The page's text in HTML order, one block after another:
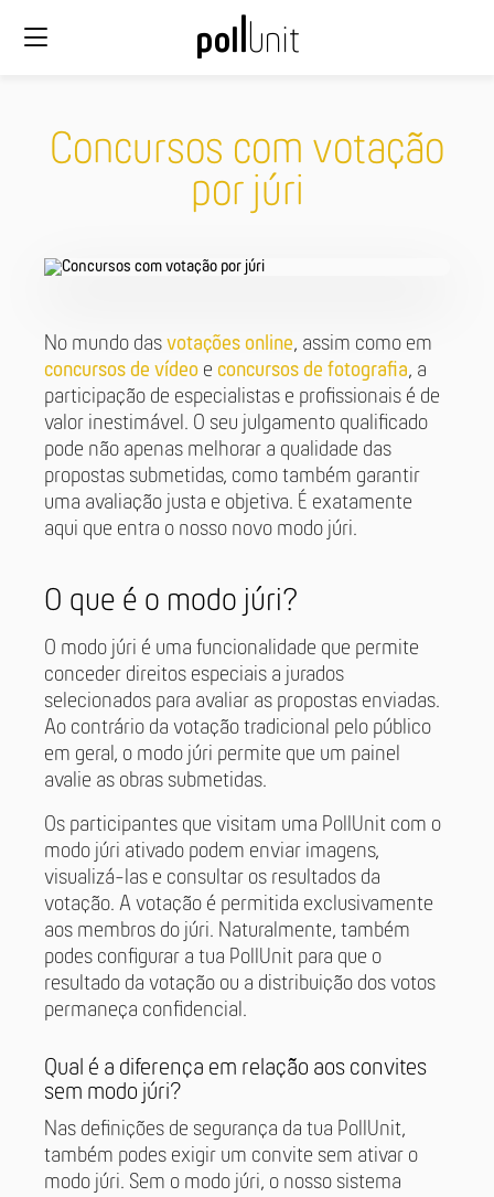
Concursos com votação
por júri
No mundo das votações online, assim como em
concursos de vídeo e concursos de fotografia, a
participação de especialistas e profissionais é de
valor inestimável. O seu julgamento qualificado
pode não apenas melhorar a qualidade das
propostas submetidas, como também garantir
uma avaliação justa e objetiva. É exatamente
aqui que entra o nosso novo modo júri.
O que é o modo júri?
O modo júri é uma funcionalidade que permite
conceder direitos especiais a jurados
selecionados para avaliar as propostas enviadas.
Ao contrário da votação tradicional pelo público
em geral, o modo júri permite que um painel
avalie as obras submetidas.
Os participantes que visitam uma PollUnit com o
modo júri ativado podem enviar imagens,
visualizá-las e consultar os resultados da
votação. A votação é permitida exclusivamente
aos membros do júri. Naturalmente, também
podes configurar a tua PollUnit para que o
resultado da votação ou a distribuição dos votos
permaneça confidencial.
Qual é a diferença em relação aos convites
sem modo júri?
Nas definições de segurança da tua PollUnit,
também podes exigir um convite sem ativar o
modo júri. Sem o modo júri, o nosso sistema